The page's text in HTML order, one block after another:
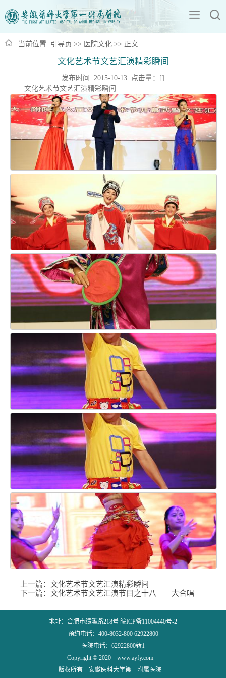
当前位置: 引导页 >> 医院文化 >> 正文
文化艺术节文艺汇演精彩瞬间
发布时间 :2015-10-13 点击量：[]
文化艺术节文艺汇演精彩瞬间
上一篇： 文化艺术节文艺汇演精彩瞬间
下一篇： 文化艺术节文艺汇演节目之十八——大合唱
地址：合肥市绩溪路218号 皖ICP备11004440号-2
预约电话：400-8032-800 62922800
医院电话：62922800转1
Copyright © 2020 www.ayfy.com
版权所有 安徽医科大学第一附属医院